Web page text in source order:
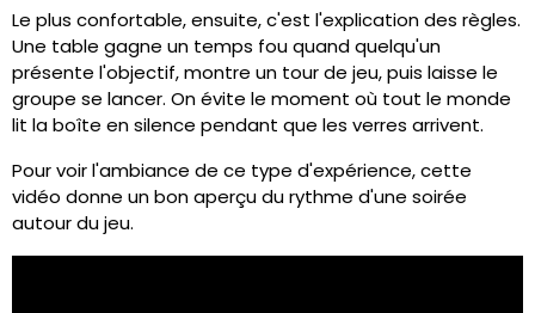
Le plus confortable, ensuite, c'est l'explication des règles.
Une table gagne un temps fou quand quelqu'un
présente l'objectif, montre un tour de jeu, puis laisse le
groupe se lancer. On évite le moment où tout le monde
lit la boîte en silence pendant que les verres arrivent.
Pour voir l'ambiance de ce type d'expérience, cette
vidéo donne un bon aperçu du rythme d'une soirée
autour du jeu.